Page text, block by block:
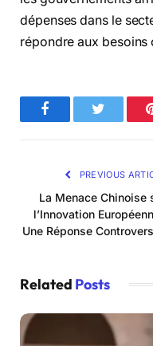
dépenses dans le
répondre aux besoins
FacebookTwitter
PREVIOUS
La Menace Chinoise
l’Innovation
Une Réponse
Related Posts